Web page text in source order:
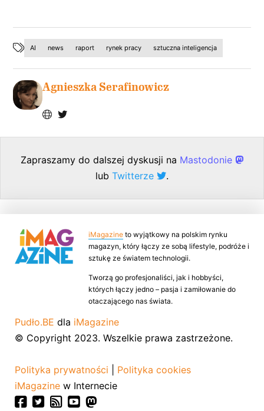
AI news raport rynek pracy sztuczna inteligencja
Agnieszka Serafinowicz
Zapraszamy do dalszej dyskusji na Mastodonie
lub Twitterze .
iMagazine to wyjątkowy na polskim rynku
magazyn, który łączy ze sobą lifestyle, podróże i
sztukę ze światem technologii.
Tworzą go profesjonaliści, jak i hobbyści,
których łączy jedno – pasja i zamiłowanie do
otaczającego nas świata.
Pudło.BE dla iMagazine
© Copyright 2023. Wszelkie prawa zastrzeżone.
Polityka prywatności
Polityka cookies
iMagazine w Internecie